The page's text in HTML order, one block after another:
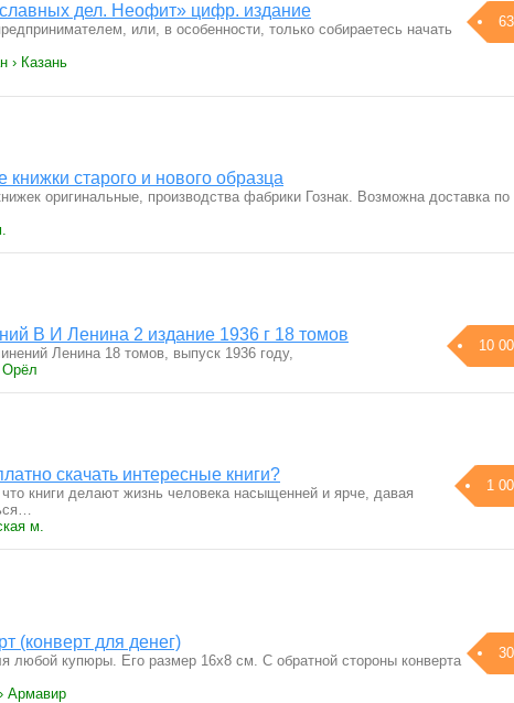
дел. Неофит» цифр. издание
или, в особенности, только собираетесь начать
› Казань
старого и нового образца
оригинальные, производства фабрики Гознак. Возможна доставка
В И Ленина 2 издание 1936 г 18 томов
10
Ленина 18 томов, выпуск 1936 году,
Орёл
скачать интересные книги?
1
книги делают жизнь человека насыщенней и ярче, давая
м.
(конверт для денег)
любой купюры. Его размер 16х8 см. С обратной стороны конверта
Армавир